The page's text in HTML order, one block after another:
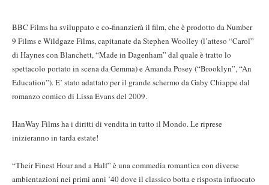
BBC Films ha sviluppato e co-finanzierà il film, che è prodotto da Number
9 Films e Wildgaze Films, capitanate da Stephen Woolley (l’atteso “Carol”
di Haynes con Blanchett, “Made in Dagenham” dal quale è tratto lo
spettacolo portato in scena da Gemma) e Amanda Posey (“Brooklyn”, “An
Education”). E’ stato adattato per il grande schermo da Gaby Chiappe dal
romanzo comico di Lissa Evans del 2009.
HanWay Films ha i diritti di vendita in tutto il Mondo. Le riprese
inizieranno in tarda estate!
“Their Finest Hour and a Half” è una commedia romantica con diverse
ambientazioni nei primi anni ’40 dove il classico botta e risposta infuocato